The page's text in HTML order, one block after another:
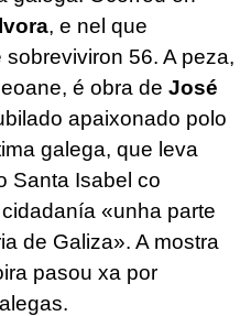
, e nel que
56. A peza,
é obra de José
apaixonado polo
galega, que leva
Santa Isabel co
«unha parte
de Galiza». A mostra
pasou xa por